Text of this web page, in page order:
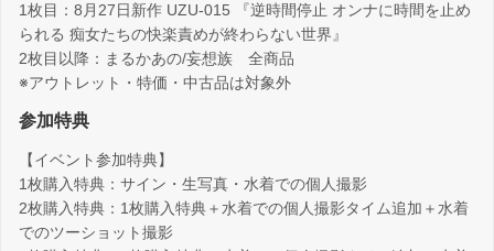
1枚目：8月27日新作 UZU-015 『逆時間停止 オンナに時間を止め
られる 痴女たちの快楽責めが終わらない世界』
2枚目以降：まるかあの/妄想族 全商品
※アウトレット・特価・中古品は対象外
参加特典
【イベント参加特典】
1枚購入特典：サイン・生写真・水着での個人撮影
2枚購入特典：1枚購入特典＋水着での個人撮影タイム追加＋水着
でのツーショット撮影